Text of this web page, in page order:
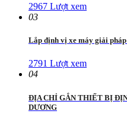
2967 Lượt xem
03
Lắp định vị xe máy giải
2791 Lượt xem
04
ĐỊA CHỈ GẮN THIẾT BỊ
DƯƠNG